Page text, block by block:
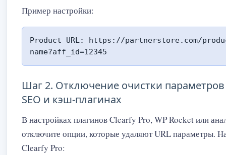
Пример настройки:
Product URL: https://partnerstore.com/
name?aff_id=12345
Шаг 2. Отключение очистки параметров
SEO и кэш-плагинах
В настройках плагинов Clearfy Pro, WP Rocket или
отключите опции, которые удаляют URL параметры.
Clearfy Pro: